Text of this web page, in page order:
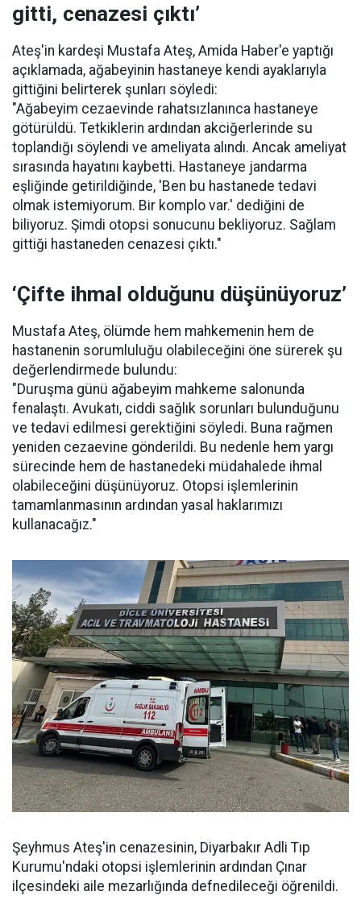
gitti, cenazesi çıktı’
Ateş'in kardeşi Mustafa Ateş, Amida Haber'e yaptığı
açıklamada, ağabeyinin hastaneye kendi ayaklarıyla
gittiğini belirterek şunları söyledi:
"Ağabeyim cezaevinde rahatsızlanınca hastaneye
götürüldü. Tetkiklerin ardından akciğerlerinde su
toplandığı söylendi ve ameliyata alındı. Ancak ameliyat
sırasında hayatını kaybetti. Hastaneye jandarma
eşliğinde getirildiğinde, 'Ben bu hastanede tedavi
olmak istemiyorum. Bir komplo var.' dediğini de
biliyoruz. Şimdi otopsi sonucunu bekliyoruz. Sağlam
gittiği hastaneden cenazesi çıktı."
‘Çifte ihmal olduğunu düşünüyoruz’
Mustafa Ateş, ölümde hem mahkemenin hem de
hastanenin sorumluluğu olabileceğini öne sürerek şu
değerlendirmede bulundu:
"Duruşma günü ağabeyim mahkeme salonunda
fenalaştı. Avukatı, ciddi sağlık sorunları bulunduğunu
ve tedavi edilmesi gerektiğini söyledi. Buna rağmen
yeniden cezaevine gönderildi. Bu nedenle hem yargı
sürecinde hem de hastanedeki müdahalede ihmal
olabileceğini düşünüyoruz. Otopsi işlemlerinin
tamamlanmasının ardından yasal haklarımızı
kullanacağız."
Şeyhmus Ateş'in cenazesinin, Diyarbakır Adli Tıp
Kurumu'ndaki otopsi işlemlerinin ardından Çınar
ilçesindeki aile mezarlığında defnedileceği öğrenildi.